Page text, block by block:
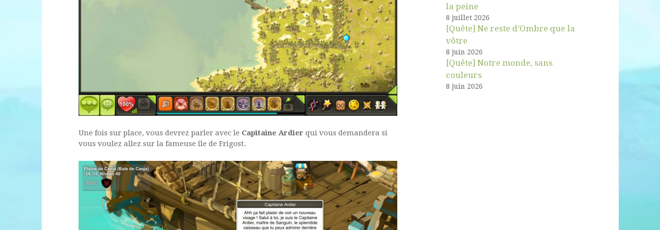
Une fois sur place, vous devrez parler avec le Capitaine Ardier qui vous demandera si
vous voulez allez sur la fameuse île de Frigost.
la peine
8 juillet 2026
[Quête] Ne reste d’Ombre que la
vôtre
8 juin 2026
[Quête] Notre monde, sans
couleurs
8 juin 2026